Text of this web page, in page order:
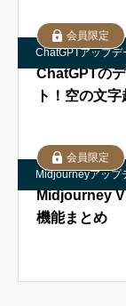
ChatGPTアップデ
会員限定
ChatGPTの
ト！空の文
Midjourneyアップ
会員限定
Midjourney
機能まとめ